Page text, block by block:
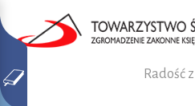
Radość